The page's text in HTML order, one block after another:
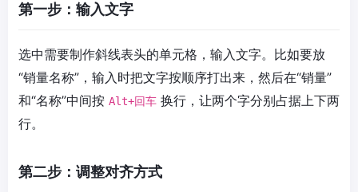
第一步：输入文字
选中需要制作斜线表头的单元格，输入文字。比如要放
“销量名称”，输入时把文字按顺序打出来，然后在“销量”
和“名称”中间按 Alt+回车 换行，让两个字分别占据上下两
行。
第二步：调整对齐方式